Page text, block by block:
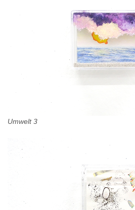
Umwelt 3